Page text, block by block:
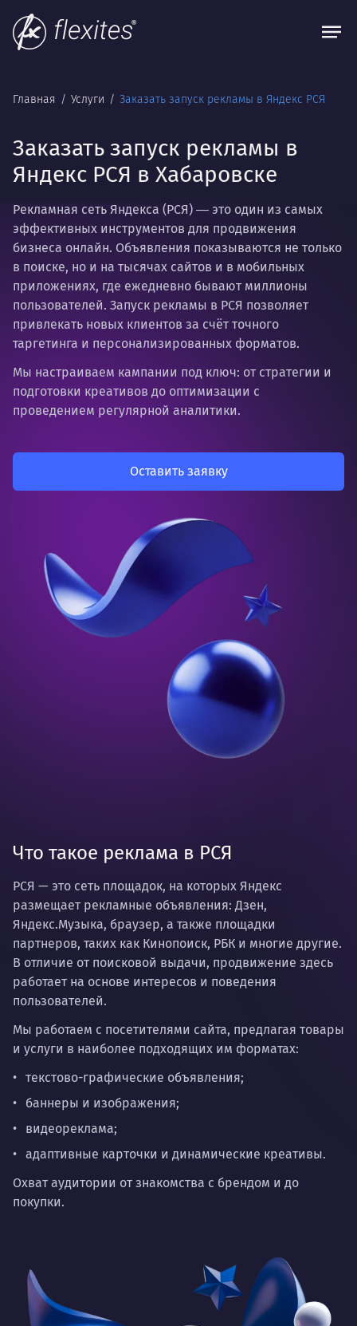
Главная Услуги Заказать запуск рекламы в Яндекс РСЯ
Заказать запуск рекламы в
Яндекс РСЯ в Хабаровске
Рекламная сеть Яндекса (РСЯ) ― это один из самых
эффективных инструментов для продвижения
бизнеса онлайн. Объявления показываются не только
в поиске, но и на тысячах сайтов и в мобильных
приложениях, где ежедневно бывают миллионы
пользователей. Запуск рекламы в РСЯ позволяет
привлекать новых клиентов за счёт точного
таргетинга и персонализированных форматов.
Мы настраиваем кампании под ключ: от стратегии и
подготовки креативов до оптимизации с
проведением регулярной аналитики.
Оставить заявку
Что такое реклама в РСЯ
РСЯ — это сеть площадок, на которых Яндекс
размещает рекламные объявления: Дзен,
Яндекс.Музыка, браузер, а также площадки
партнеров, таких как Кинопоиск, РБК и многие другие.
В отличие от поисковой выдачи, продвижение здесь
работает на основе интересов и поведения
пользователей.
Мы работаем с посетителями сайта, предлагая товары
и услуги в наиболее подходящих им форматах:
текстово-графические объявления;
баннеры и изображения;
видеореклама;
адаптивные карточки и динамические креативы.
Охват аудитории от знакомства с брендом и до
покупки.